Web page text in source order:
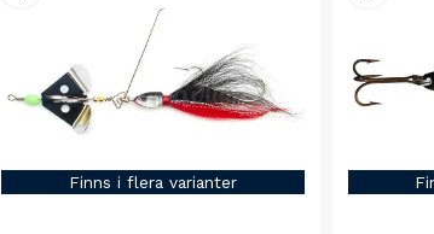
Finns i flera varianter